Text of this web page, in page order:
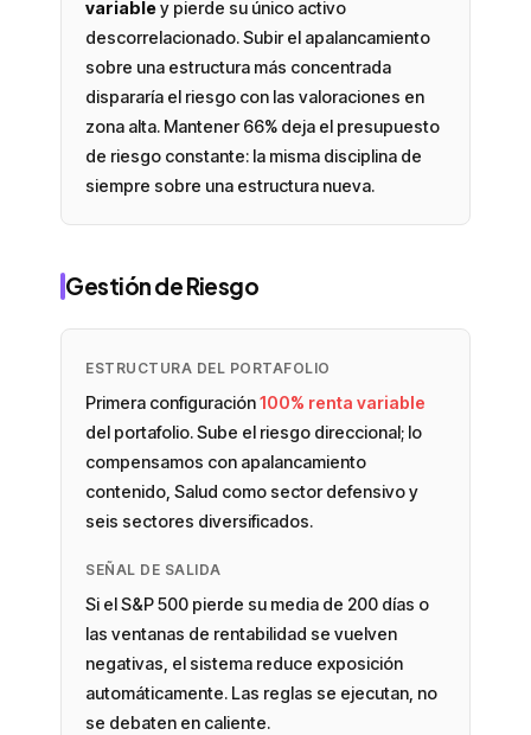
variabley pierde su único activo
descorrelacionado. Subir el apalancamiento
sobre una estructura más concentrada
dispararía el riesgo con las valoraciones en
zona alta. Mantener 66% deja el presupuesto
de riesgo constante: la misma disciplina de
siempre sobre una estructura nueva.
Gestión de Riesgo
ESTRUCTURA DEL PORTAFOLIO
Primera configuración100% renta variable
del portafolio. Sube el riesgo direccional; lo
compensamos con apalancamiento
contenido, Salud como sector defensivo y
seis sectores diversificados.
SEÑAL DE SALIDA
Si el S&P 500 pierde su media de 200 días o
las ventanas de rentabilidad se vuelven
negativas, el sistema reduce exposición
automáticamente. Las reglas se ejecutan, no
se debaten en caliente.